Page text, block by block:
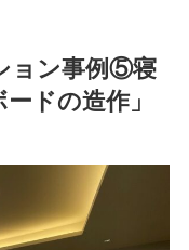
ョン事例⑤寝
ドの造作」